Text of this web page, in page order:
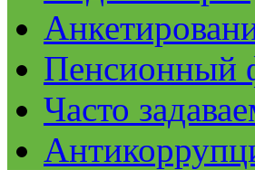
Пенсионный
Часто